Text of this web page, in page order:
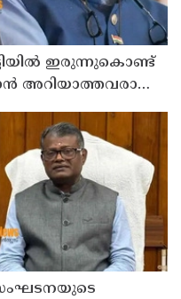
ഇരുന്നുകൊണ്ട്
അറിയാത്തവരാണ്
നേതാവ്